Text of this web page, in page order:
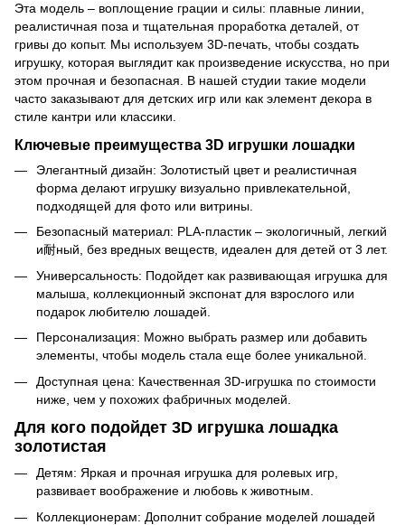
Эта модель – воплощение грации и силы: плавные линии,
реалистичная поза и тщательная проработка деталей, от
гривы до копыт. Мы используем 3D-печать, чтобы создать
игрушку, которая выглядит как произведение искусства, но при
этом прочная и безопасная. В нашей студии такие модели
часто заказывают для детских игр или как элемент декора в
стиле кантри или классики.
Ключевые преимущества 3D игрушки лошадки
Элегантный дизайн: Золотистый цвет и реалистичная
форма делают игрушку визуально привлекательной,
подходящей для фото или витрины.
Безопасный материал: PLA-пластик – экологичный, легкий
и耐ный, без вредных веществ, идеален для детей от 3 лет.
Универсальность: Подойдет как развивающая игрушка для
малыша, коллекционный экспонат для взрослого или
подарок любителю лошадей.
Персонализация: Можно выбрать размер или добавить
элементы, чтобы модель стала еще более уникальной.
Доступная цена: Качественная 3D-игрушка по стоимости
ниже, чем у похожих фабричных моделей.
Для кого подойдет 3D игрушка лошадка
золотистая
Детям: Яркая и прочная игрушка для ролевых игр,
развивает воображение и любовь к животным.
Коллекционерам: Дополнит собрание моделей лошадей